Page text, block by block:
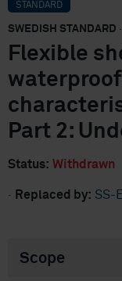
STANDARD
SWEDISH STANDARD
Flexible
Part 2:
Status: Withdrawn
· Replaced by: SS-
Scope